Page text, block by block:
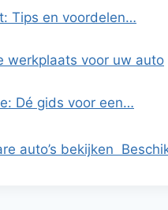
Tips en voordelen…
werkplaats voor uw auto
Dé gids voor een…
auto’s bekijken